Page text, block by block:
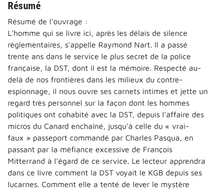
Résumé
Résumé de l'ouvrage :
L'homme qui se livre ici, après les délais de silence
réglementaires, s'appelle Raymond Nart. Il a passé
trente ans dans le service le plus secret de la police
française, la DST, dont il est la mémoire. Respecté au-
delà de nos frontières dans les milieux du contre-
espionnage, il nous ouvre ses carnets intimes et jette un
regard très personnel sur la façon dont les hommes
politiques ont cohabité avec la DST, depuis l'affaire des
micros du Canard enchaîné, jusqu'à celle du « vrai-
faux » passeport commandé par Charles Pasqua, en
passant par la méfiance excessive de François
Mitterrand à l'égard de ce service. Le lecteur apprendra
dans ce livre comment la DST voyait le KGB depuis ses
lucarnes. Comment elle a tenté de lever le mystère